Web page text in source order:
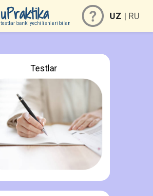
uPraktika
testlar banki yechilishlari bilan
UZ | RU
Testlar